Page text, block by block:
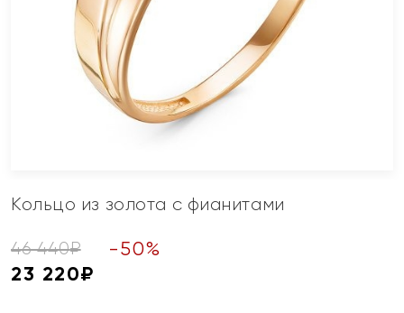
Кольцо из золота с фианитами
46 440₽ -50%
23 220₽